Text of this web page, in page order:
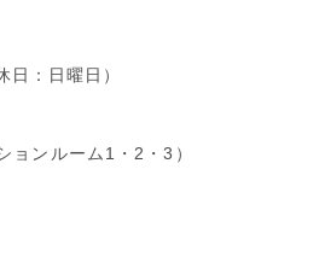
：日曜日）
ョンルーム1・2・3）